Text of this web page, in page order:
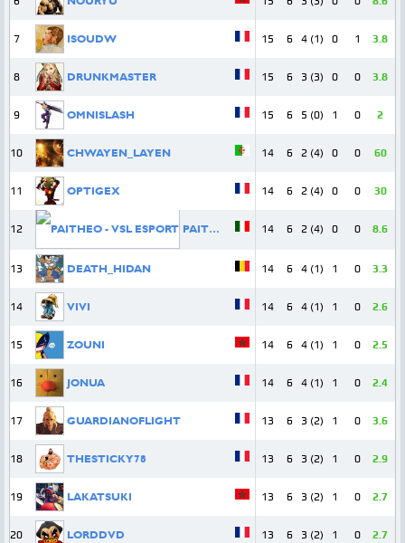
7 ISOUDW 15 6 4 (1) 0 1 3.8
8 DRUNKMASTER 15 6 3 (3) 0 0 3.8
9 OMNISLASH 15 6 5 (0) 1 0 2
10 CHWAYEN_LAYEN 14 6 2 (4) 0 0 60
11 OPTIGEX 14 6 2 (4) 0 0 30
12 PAITHEO 14 6 2 (4) 0 0 8.6
13 DEATH_HIDAN 14 6 4 (1) 1 0 3.3
14 VIVI 14 6 4 (1) 1 0 2.6
15 ZOUNI 14 6 4 (1) 1 0 2.5
16 JONUA 14 6 4 (1) 1 0 2.4
17 GUARDIANOFLIGHT 13 6 3 (2) 1 0 3.6
18 THESTICKY78 13 6 3 (2) 1 0 2.9
19 LAKATSUKI 13 6 3 (2) 1 0 2.7
20 LORDDVD 13 6 3 (2) 1 0 2.7